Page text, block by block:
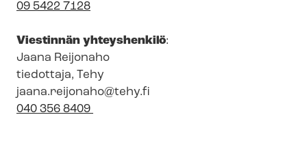
09 5422 7128
Viestinnän yhteyshenkilö:
Jaana Reijonaho
tiedottaja, Tehy
jaana.reijonaho@tehy.fi
040 356 8409